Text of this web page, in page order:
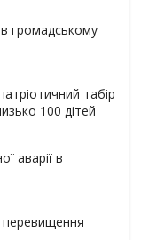
громадському
табір
100 дітей
аварії в